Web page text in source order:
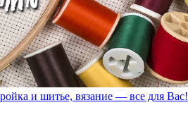
и шитье, вязание — все для Вас!